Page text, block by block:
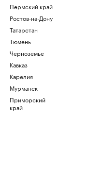
Пермский край
Ростов-на-Дону
Татарстан
Тюмень
Черноземье
Кавказ
Карелия
Мурманск
Приморский
край